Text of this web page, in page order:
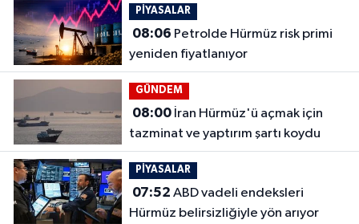
PİYASALAR
08:06
yeniden fiyatlanıyor
GÜNDEM
08:00İran Hürmüz'ü açmak için
tazminat ve yaptırım şartı koydu
PİYASALAR
07:52
Hürmüz belirsizliğiyle yön arıyor